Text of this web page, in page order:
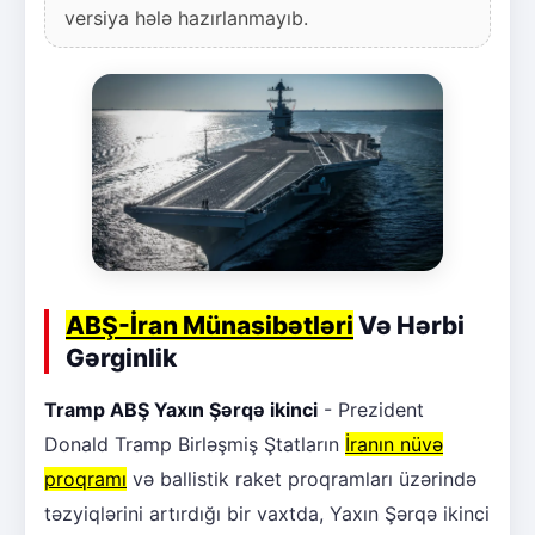
versiya hələ hazırlanmayıb.
ABŞ-İran Münasibətləri Və Hərbi
Gərginlik
Tramp ABŞ Yaxın Şərqə ikinci - Prezident
Donald Tramp Birləşmiş Ştatların İranın nüvə
proqramı və ballistik raket proqramları üzərində
təzyiqlərini artırdığı bir vaxtda, Yaxın Şərqə ikinci